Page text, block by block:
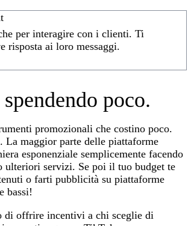
per interagire con i clienti. Ti
risposta ai loro messaggi.
poco.
promozionali che costino poco.
La maggior parte delle piattaforme
esponenziale semplicemente facendo
ulteriori servizi. Se poi il tuo budget te
o farti pubblicità su piattaforme
bassi!
di offrire incentivi a chi sceglie di